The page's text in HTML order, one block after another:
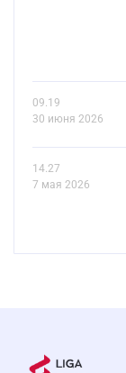
09.19
30 июня 2026
14.27
7 мая 2026